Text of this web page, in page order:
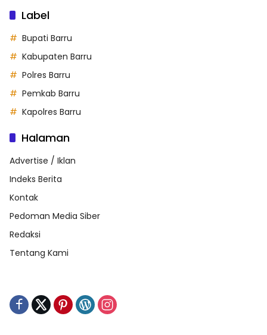
Label
Bupati Barru
Kabupaten Barru
Polres Barru
Pemkab Barru
Kapolres Barru
Halaman
Advertise / Iklan
Indeks Berita
Kontak
Pedoman Media Siber
Redaksi
Tentang Kami